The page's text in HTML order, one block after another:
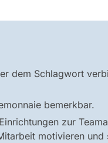
dem Schlagwort
bemerkbar.
zur
motivieren und